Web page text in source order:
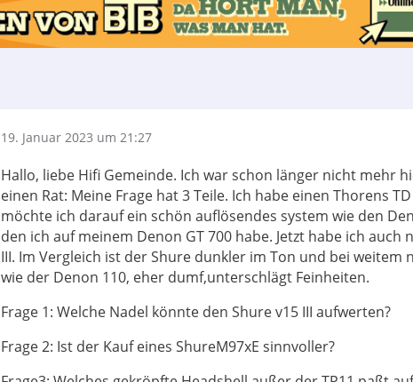
19. Januar 2023 um 21:27
Hallo, liebe Hifi Gemeinde. Ich war schon länger nicht mehr
einen Rat: Meine Frage hat 3 Teile. Ich habe einen Thorens
möchte ich darauf ein schön auflösendes system wie den
den ich auf meinem Denon GT 700 habe. Jetzt habe ich auch
III. Im Vergleich ist der Shure dunkler im Ton und bei weitem
wie der Denon 110, eher dumf,unterschlägt Feinheiten.
Frage 1: Welche Nadel könnte den Shure v15 III aufwerten?
Frage 2: Ist der Kauf eines ShureM97xE sinnvoller?